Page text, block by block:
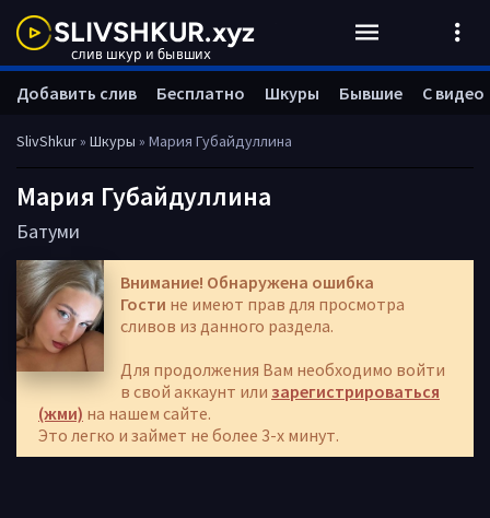
SlivShkur» Шкуры » Мария Губайдуллина
Мария Губайдуллина
Батуми
Внимание! Обнаружена ошибка
Гости не имеют прав для просмотра
сливов из данного раздела.
Для продолжения Вам необходимо войти
в свой аккаунт или зарегистрироваться
(жми) на нашем сайте.
Это легко и займет не более 3-х минут.
Добавить слив Бесплатно Шкуры Бывшие С видео